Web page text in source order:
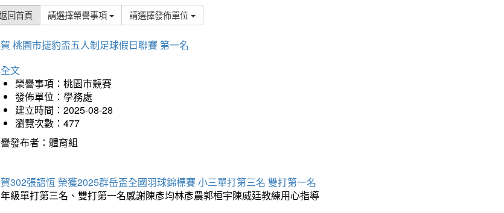
回首頁 請選擇榮譽事項 請選擇發佈單位
桃園市捷豹盃五人制足球假日聯賽 第一名
文
榮譽事項：桃園市競賽
發佈單位：學務處
建立時間：2025-08-28
瀏覽次數：477
發布者：體育組
302張語恆 榮獲2025群岳盃全國羽球錦標賽 小三單打第三名 雙打第一名
級單打第三名、雙打第一名感謝陳彥均林彥農郭桓宇陳威廷教練用心指導